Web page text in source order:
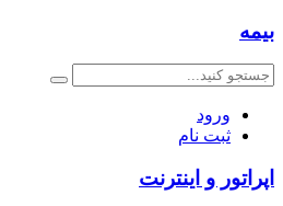
بیمه
ورود
ثبت نام
اپراتور و اینترنت